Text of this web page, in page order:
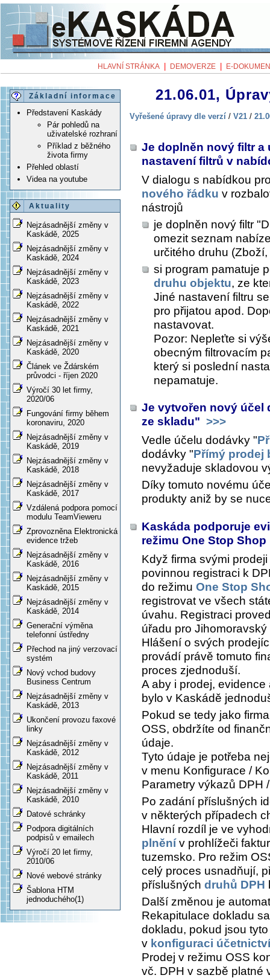
HLAVNÍ STRÁNKA DEMOVERZE E-
Základní informace
Představení Kaskády
Pár pohledů na
uživatelské rozhraní
Příklad z běžného
života firmy
Přehled oblastí
Videa na youtube
Aktuality
Nejzásadnější změny v
Kaskádě, 2025
Nejzásadnější změny v
Kaskádě, 2024
Nejzásadnější změny v
Kaskádě, 2023
Nejzásadnější změny v
Kaskádě, 2022
Nejzásadnější změny v
Kaskádě, 2021
Nejzásadnější změny v
Kaskádě, 2020
Článek ve Ždárském
průvodci - říjen 2020
Výročí 30 let firmy,
2020/06
Fungování firmy během
koronaviru, 2020
Nejzásadnější změny v
Kaskádě, 2019
Nejzásadnější změny v
Kaskádě, 2018
Nejzásadnější změny v
Kaskádě, 2017
Vzdálená podpora pomocí
modulu TeamVieweru
Zprovozněna Elektronická
evidence tržeb
Nejzásadnější změny v
Kaskádě, 2016
Nejzásadnější změny v
Kaskádě, 2015
Nejzásadnější změny v
Kaskádě, 2014
Generační výměna
telefonní ústředny
Přechod na jiný verzovací
systém
Nový vchod budovy
Business Centrum
Nejzásadnější změny v
Kaskádě, 2013
Ukončení provozu faxové
linky
Nejzásadnější změny v
Kaskádě, 2012
Nejzásadnější změny v
Kaskádě, 2011
Nejzásadnější změny v
Kaskádě, 2010
Datové schránky
Podpora digitálních
podpisů v emailech
Výročí 20 let firmy,
2010/06
Nové webové stránky
Šablona HTM
jednoduchého(1)
21.06.01,
Vyřešené úpravy dle verzí / V21 /
Je doplněn nový filtr a
nastavení filtrů v
V dialogu s nabídkou
nového řádku v
nástrojů
je doplněn nový filtr
omezit seznam
určitého druhu
si program pamatuje
druhu objektu, ze
Jiné nastavení filtru
pro přijatou apod.
nastavovat.
Pozor: Nepleťte si
obecným filtrovacím
který si poslední
nepamatuje.
Je vytvořen nový účel
ze skladu" >>>
Vedle účelu dodávky "
dodávky "Přímý prodej
nevyžaduje skladovou
Díky tomuto novému
produkty aniž by se
Kaskáda podporuje
režimu One Stop Shop
Když firma svými
povinnou registraci k
do režimu One Stop
registrovat ve všech
úvahu. Registraci
úřadu pro Jihomoravský
Hlášení o svých
provádí právě tomuto
proces zjednoduší.
A aby i prodej,
bylo v Kaskádě
Pokud se tedy jako
OSS, obdržíte od
údaje.
Tyto údaje je potřeba
v menu Konfigurace /
Parametry výkazů DPH /
Po zadání příslušných
v některých případech
Hlavní rozdíl je ve
plněnív prohlížeči
tuzemsko. Pro režim
celý proces usnadňují,
příslušných druhů DPH
Další změnou je
Rekapitulace dokladu
dokladu, pokud jsou
v konfiguraci účetnictví
Prodej v režimu OSS
vč. DPH v sazbě platné